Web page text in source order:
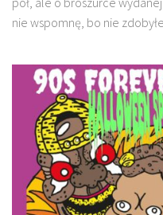
nie wspomnę, bo nie